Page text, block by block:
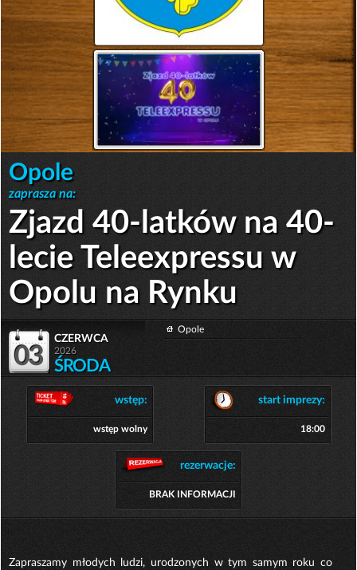
Opole
zaprasza na:
Zjazd 40-latków na 40-
lecie Teleexpressu w
Opolu na Rynku
03
czerwca
2026
ŚRODA
Opole
wstęp:
wstęp wolny
start imprezy:
18:00
rezerwacje:
BRAK INFORMACJI
Zapraszamy młodych ludzi, urodzonych w tym samym roku co